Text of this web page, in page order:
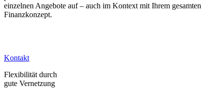
einzelnen Angebote auf – auch im Kontext mit Ihrem gesamten
Finanzkonzept.
Kontakt
Flexibilität durch
gute Vernetzung